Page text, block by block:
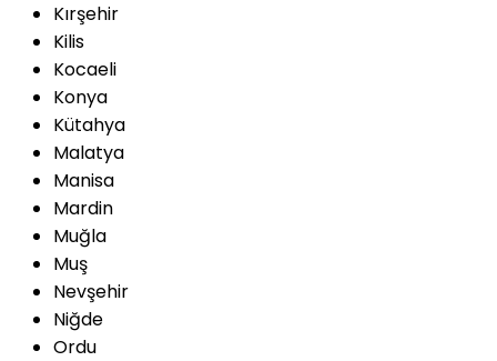
Kırşehir
Kilis
Kocaeli
Konya
Kütahya
Malatya
Manisa
Mardin
Muğla
Muş
Nevşehir
Niğde
Ordu